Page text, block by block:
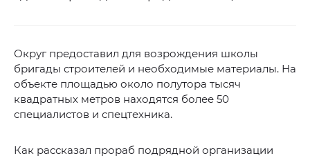
Округ предоставил для возрождения школы
бригады строителей и необходимые материалы. На
объекте площадью около полутора тысяч
квадратных метров находятся более 50
специалистов и спецтехника.
Как рассказал прораб подрядной организации